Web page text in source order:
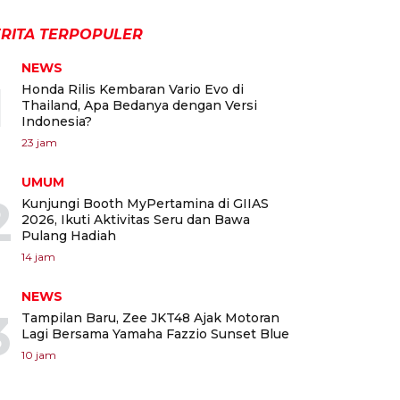
TERPOPULER
NEWS
Honda Rilis Kembaran Vario Evo di
Thailand, Apa Bedanya dengan Versi
Indonesia?
23 jam
UMUM
Kunjungi Booth MyPertamina di GIIAS
2026, Ikuti Aktivitas Seru dan Bawa
Pulang Hadiah
14 jam
NEWS
Tampilan Baru, Zee JKT48 Ajak Motoran
Lagi Bersama Yamaha Fazzio Sunset Blue
10 jam